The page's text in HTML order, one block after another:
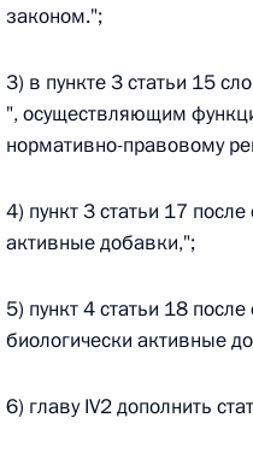
26 июля 2026 года
Федеральный закон
26 июля 2026 года
Федеральный закон
законом.";
3) в пункте 3 статьи 15
", осуществляющим
нормативно-правовому
4) пункт 3 статьи 17
активные добавки,";
5) пункт 4 статьи 18
биологически активные
6) главу IV2 дополнить